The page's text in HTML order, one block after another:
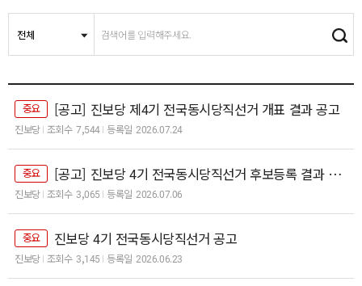
중요 [공고] 진보당 제4기 전국동시당직선거 개표 결과 공고
진보당 조회수 7,544 등록일 2026.07.24
중요 [공고] 진보당 4기 전국동시당직선거 후보등록 결과 공고
진보당 조회수 3,065 등록일 2026.07.06
중요 진보당 4기 전국동시당직선거 공고
진보당 조회수 3,145 등록일 2026.06.23